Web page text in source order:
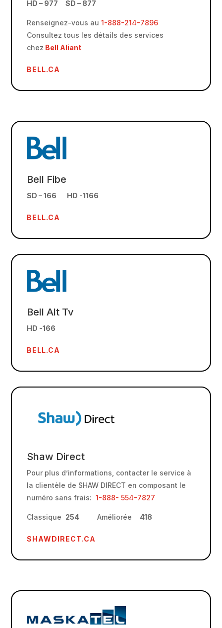
HD – 977 SD – 877
Renseignez-vous au 1-888-214-7896
Consultez tous les détails des services
chez Bell Aliant
BELL.CA
Bell Fibe
SD – 166 HD -1166
BELL.CA
Bell Alt Tv
HD -166
BELL.CA
Shaw Direct
Pour plus d’informations, contacter le service à
la clientèle de SHAW DIRECT en composant le
numéro sans frais:1-888- 554-7827
Classique 254 Améliorée 418
SHAWDIRECT.CA